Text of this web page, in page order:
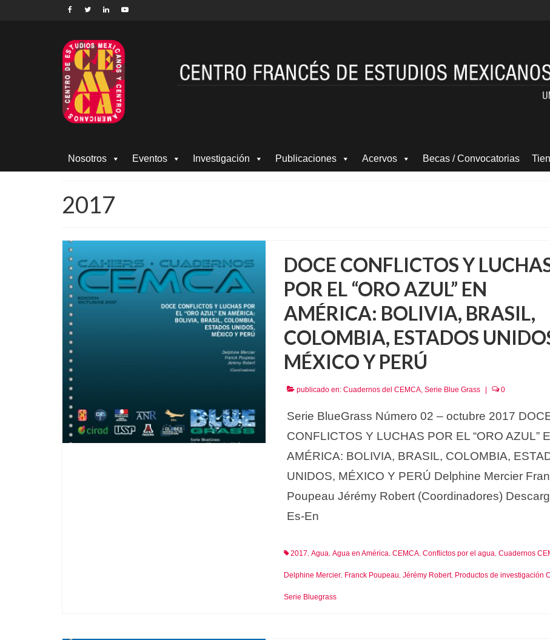
Nosotros Eventos Investigación Publicaciones Acervos Becas / Convocatorias
2017
DOCE CONFLICTOS Y
POR EL “ORO AZUL” EN
AMÉRICA: BOLIVIA, BRASIL,
COLOMBIA, ESTADOS
MÉXICO Y PERÚ
publicado en: Cuadernos del CEMCA, Serie Blue Grass | 0
Serie BlueGrass Número 02 – octubre 2017
CONFLICTOS Y LUCHAS POR EL “ORO AZUL”
AMÉRICA: BOLIVIA, BRASIL, COLOMBIA,
UNIDOS, MÉXICO Y PERÚ Delphine Mercier
Poupeau Jérémy Robert (Coordinadores)
Es-En
2017 Agua Agua en América CEMCA, Conflictos por el agua Cuadernos
Delphine Mercier, Franck Poupeau Jérémy Robert, Productos de investigación
Serie Bluegrass